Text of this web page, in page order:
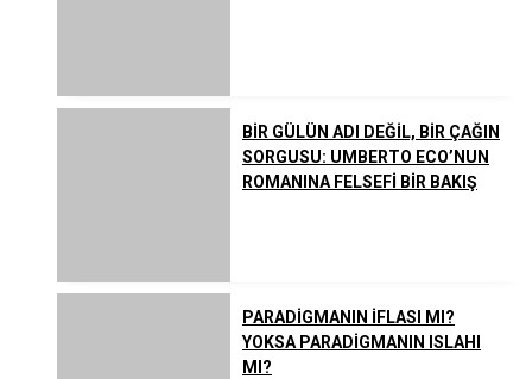
BİR GÜLÜN ADI DEĞİL, BİR ÇAĞIN
SORGUSU: UMBERTO ECO’NUN
ROMANINA FELSEFİ BİR BAKIŞ
PARADİGMANIN İFLASI MI?
YOKSA PARADİGMANIN ISLAHI
MI?